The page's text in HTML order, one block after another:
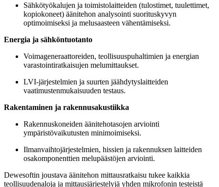
Sähkötyökalujen ja toimistolaitteiden (tulostimet, tuulettimet,
kopiokoneet) äänitehon analysointi suorituskyvyn
optimoimiseksi ja melusaasteen vähentämiseksi.
Energia ja sähköntuotanto
Voimageneraattoreiden, teollisuuspuhaltimien ja energian
varastointiratkaisujen melumittaukset.
LVI-järjestelmien ja suurten jäähdytyslaitteiden
vaatimustenmukaisuuden testaus.
Rakentaminen ja rakennusakustiikka
Rakennuskoneiden äänitehotasojen arviointi
ympäristövaikutusten minimoimiseksi.
Ilmanvaihtojärjestelmien, hissien ja rakennuksen laitteiden
osakomponenttien melupäästöjen arviointi.
Dewesoftin joustava äänitehon mittausratkaisu tukee kaikkia
teollisuudenaloja ja mittausjärjestelyjä yhden mikrofonin testeistä